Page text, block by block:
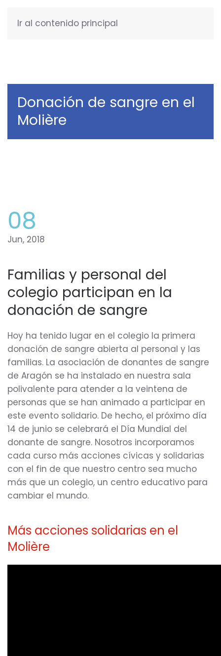
Ir al contenido principal
Donación de sangre en el
Molière
08
Jun, 2018
Familias y personal del
colegio participan en la
donación de sangre
Hoy ha tenido lugar en el colegio la primera
donación de sangre abierta al personal y las
familias. La asociación de donantes de sangre
de Aragón se ha instalado en nuestra sala
polivalente para atender a la veintena de
personas que se han animado a participar en
este evento solidario. De hecho, el próximo día
14 de junio se celebrará el Día Mundial del
donante de sangre. Nosotros incorporamos
cada curso más acciones cívicas y solidarias
con el fin de que nuestro centro sea mucho
más que un colegio, un centro educativo para
cambiar el mundo.
Más acciones solidarias en el
Molière